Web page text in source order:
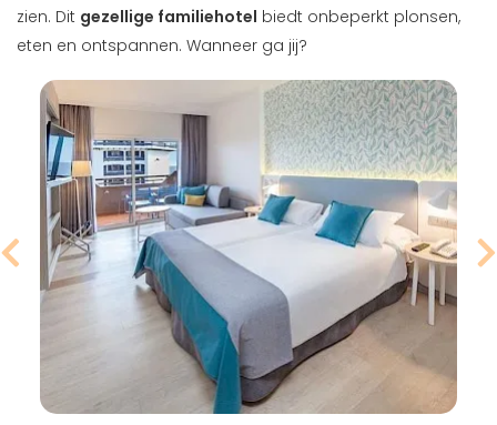
zien. Dit gezellige familiehotel biedt onbeperkt plonsen,
eten en ontspannen. Wanneer ga jij?